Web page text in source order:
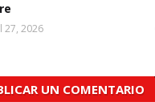
27, 2026
UN COMENTARIO